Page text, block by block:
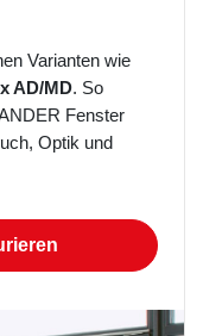
Varianten wie
AD/MD. So
Fenster
Optik und